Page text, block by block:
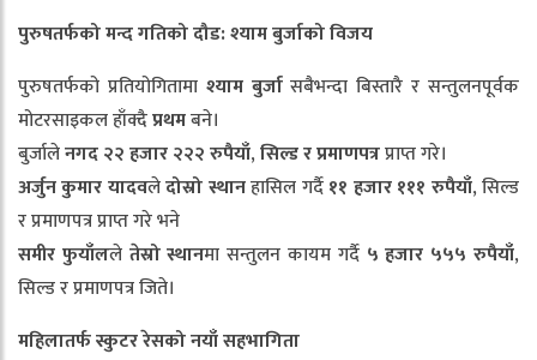
पुरुषतर्फकोमन्दगतिकोदौड:श्यामबुर्जाकोविजय
पुरुषतर्फको प्रतियोगितामा श्याम बुर्जासबैभन्दा बिस्तारै र सन्तुलनपूर्वक
मोटरसाइकल हाँक्दैप्रथमबने।
बुर्जालेनगद२२हजार२२२रुपैयाँ,सिल्डरप्रमाणपत्रप्राप्त गरे।
अर्जुनकुमारयादवलेदोस्रोस्थानहासिल गर्दै११ हजार१११ रुपैयाँ, सिल्ड
र प्रमाणपत्र प्राप्त गरे भने
समीर फुयाँलले तेस्रो स्थानमा सन्तुलन कायम गर्दै ५ हजार ५५५ रुपैयाँ,
सिल्ड र प्रमाणपत्र जिते।
महिलातर्फस्कुटररेसकोनयाँसहभागिता